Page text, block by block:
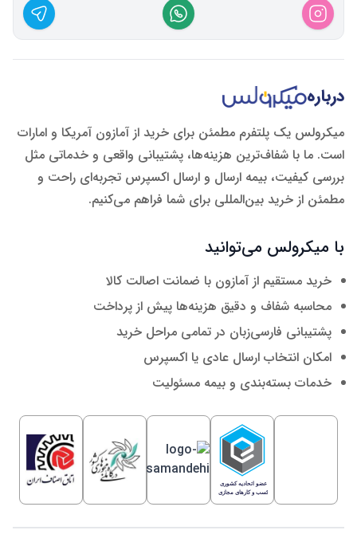
درباره
میکرولس یک پلتفرم مطمئن برای خرید از آمازون آمریکا و امارات
است. ما با شفاف‌ترین هزینه‌ها، پشتیبانی واقعی و خدماتی مثل
بررسی کیفیت، بیمه ارسال و ارسال اکسپرس تجربه‌ای راحت و
مطمئن از خرید بین‌المللی برای شما فراهم می‌کنیم.
با میکرولس می‌توانید
خرید مستقیم از آمازون با ضمانت اصالت کالا
محاسبه شفاف و دقیق هزینه‌ها پیش از پرداخت
پشتیبانی فارسی‌زبان در تمامی مراحل خرید
امکان انتخاب ارسال عادی یا اکسپرس
خدمات بسته‌بندی و بیمه مسئولیت